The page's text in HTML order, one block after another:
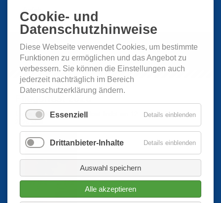
Unser diesjähriges Fliegerfest findet am 12. und 13. September
2026 statt.
Cookie- und
Datenschutzhinweise
Diese Webseite verwendet Cookies, um bestimmte
Funktionen zu ermöglichen und das Angebot zu
verbessern. Sie können die Einstellungen auch
jederzeit nachträglich im Bereich
Datenschutzerklärung ändern.
Essenziell Details einblenden
Drittanbieter-Inhalte Details einblenden
Auswahl speichern
Alle akzeptieren